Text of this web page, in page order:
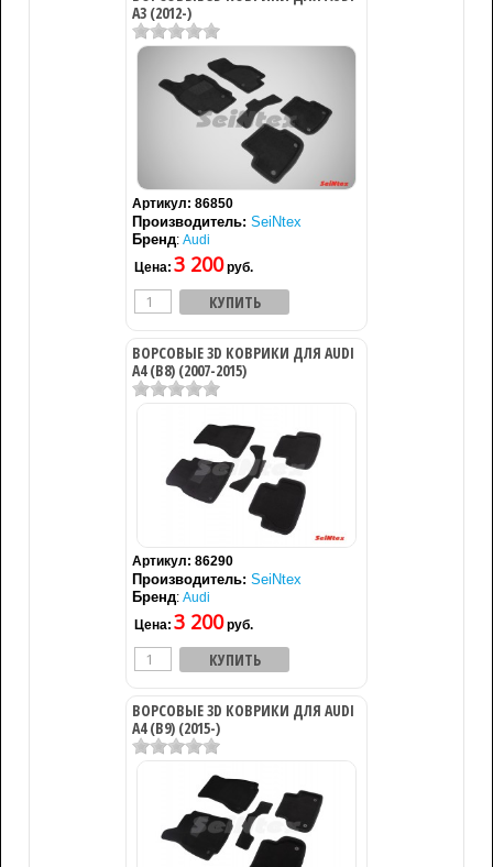
A3 (2012-)
Артикул: 86850
Производитель: SeiNtex
Бренд: Audi
Цена: 3 200руб.
ВОРСОВЫЕ 3D КОВРИКИ ДЛЯ AUDI
A4 (B8) (2007-2015)
Артикул: 86290
Производитель: SeiNtex
Бренд: Audi
Цена: 3 200руб.
ВОРСОВЫЕ 3D КОВРИКИ ДЛЯ AUDI
A4 (B9) (2015-)